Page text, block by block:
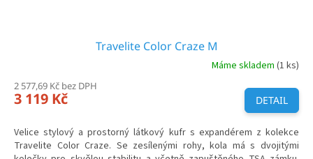
Travelite Color Craze M
Máme skladem (1 ks)
2 577,69 Kč bez DPH
3 119 Kč DETAIL
Velice stylový a prostorný látkový kufr s expandérem z kolekce
Travelite Color Craze. Se zesílenými rohy, kola má s dvojitými